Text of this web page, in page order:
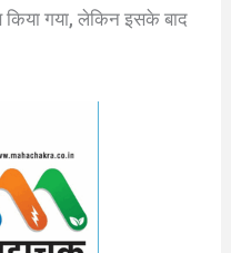
किया गया, लेकिन इसके बाद